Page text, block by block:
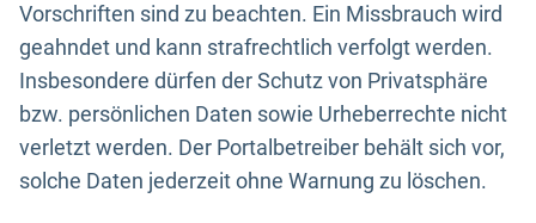
Vorschriften sind zu beachten. Ein Missbrauch wird
geahndet und kann strafrechtlich verfolgt werden.
Insbesondere dürfen der Schutz von Privatsphäre
bzw. persönlichen Daten sowie Urheberrechte nicht
verletzt werden. Der Portalbetreiber behält sich vor,
solche Daten jederzeit ohne Warnung zu löschen.